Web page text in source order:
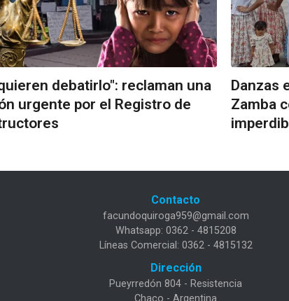
debatirlo": reclaman una
urgente por el Registro de
Danzas
Zamba
Contacto
facundoquiroga959@gmail.com
Whatsapp: 0362 - 4815208
Líneas Comercial: 0362 - 4815132
Dirección
Pueyrredón 804 - Resistencia
Chaco - Argentina